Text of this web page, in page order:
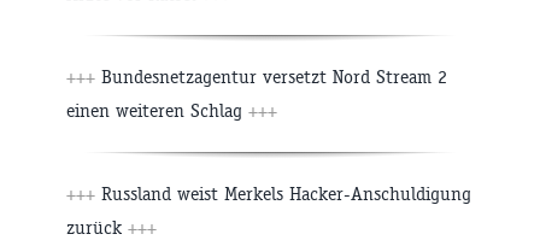
+++ Bundesnetzagentur versetzt Nord Stream 2
einen weiteren Schlag +++
+++ Russland weist Merkels Hacker-Anschuldigung
zurück +++